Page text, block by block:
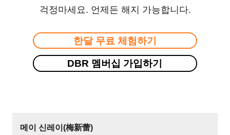
걱정마세요. 언제든 해지 가능합니다.
한달 무료 체험하기
DBR 멤버십 가입하기
메이 신레이(梅新蕾)